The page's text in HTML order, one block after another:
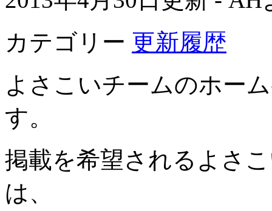
カテゴリー 更新履歴
よさこいチームのホー
す。
掲載を希望されるよさ
は、